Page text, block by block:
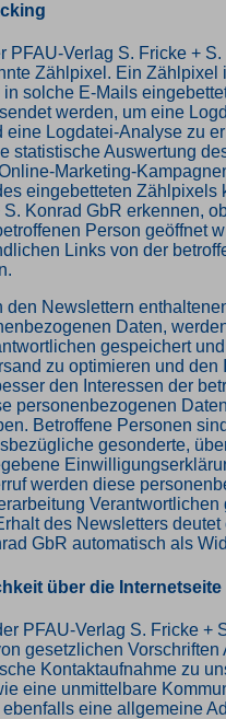
PFAU-Verlag S. Fricke +
Zählpixel. Ein Zählpixel
in solche E-Mails
werden, um eine
eine Logdatei-Analyse zu
statistische Auswertung
Marketing-
eingebetteten Zählpixels
Konrad GbR erkennen,
Person geöffnet
Links von der
den Newslettern
Daten,
gespeichert
zu optimieren und den
den Interessen der
personenbezogenen
Betroffene Personen
gesonderte,
werden diese
Verantwortlichen
des Newsletters
GbR automatisch als
über die Internetseite
PFAU-Verlag S. Fricke +
gesetzlichen
Kontaktaufnahme zu
eine unmittelbare
eine allgemeine